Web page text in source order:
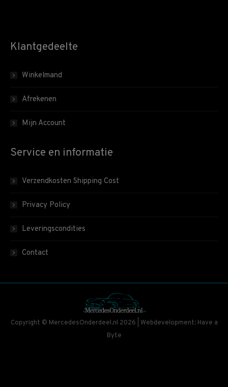
Klantgedeelte
Winkelmand
Afrekenen
Mijn Account
Service en informatie
Verzendkosten Shipping Cost
Privacy Policy
Leveringscondities
Contact
Copyright © MercedesOnderdeel.nl 2026 | Webdevelopment: Have a
Byte